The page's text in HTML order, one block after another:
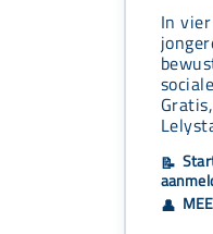
In
📝
👤